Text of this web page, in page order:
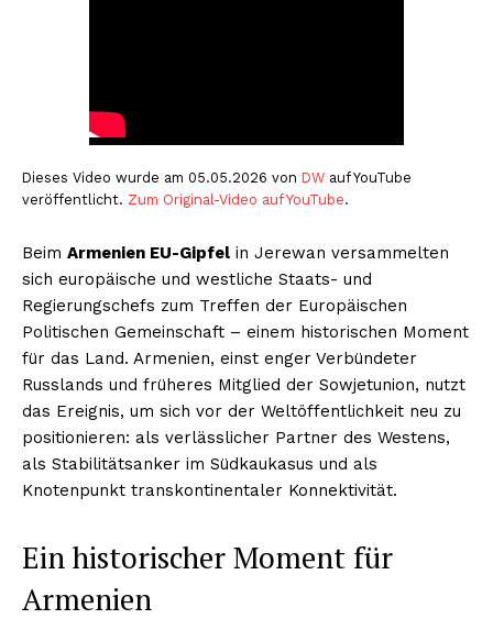
Dieses Video wurde am 05.05.2026 von DW auf YouTube
veröffentlicht. Zum Original-Video auf YouTube.
Beim Armenien EU-Gipfel in Jerewan versammelten
sich europäische und westliche Staats- und
Regierungschefs zum Treffen der Europäischen
Politischen Gemeinschaft – einem historischen Moment
für das Land. Armenien, einst enger Verbündeter
Russlands und früheres Mitglied der Sowjetunion, nutzt
das Ereignis, um sich vor der Weltöffentlichkeit neu zu
positionieren: als verlässlicher Partner des Westens,
als Stabilitätsanker im Südkaukasus und als
Knotenpunkt transkontinentaler Konnektivität.
Ein historischer Moment für
Armenien